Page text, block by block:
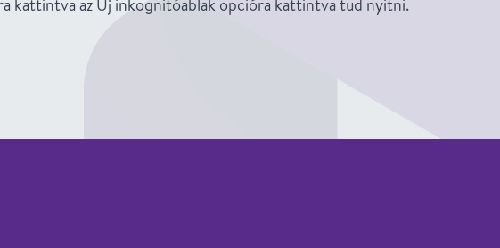
kattintva az Új inkognitóablak opcióra kattintva tud nyitni.